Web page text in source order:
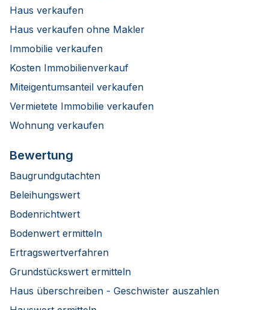
Haus verkaufen
Haus verkaufen ohne Makler
Immobilie verkaufen
Kosten Immobilienverkauf
Miteigentumsanteil verkaufen
Vermietete Immobilie verkaufen
Wohnung verkaufen
Bewertung
Baugrundgutachten
Beleihungswert
Bodenrichtwert
Bodenwert ermitteln
Ertragswertverfahren
Grundstückswert ermitteln
Haus überschreiben - Geschwister auszahlen